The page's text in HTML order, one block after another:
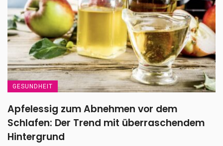
GESUNDHEIT
Apfelessig zum Abnehmen vor dem
Schlafen: Der Trend mit überraschendem
Hintergrund